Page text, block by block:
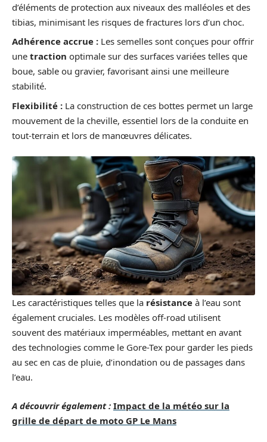
d’éléments de protection aux niveaux des malléoles et des
tibias, minimisant les risques de fractures lors d’un choc.
Adhérence accrue : Les semelles sont conçues pour offrir
une traction optimale sur des surfaces variées telles que
boue, sable ou gravier, favorisant ainsi une meilleure
stabilité.
Flexibilité : La construction de ces bottes permet un large
mouvement de la cheville, essentiel lors de la conduite en
tout-terrain et lors de manœuvres délicates.
Les caractéristiques telles que la résistance à l’eau sont
également cruciales. Les modèles off-road utilisent
souvent des matériaux imperméables, mettant en avant
des technologies comme le Gore-Tex pour garder les pieds
au sec en cas de pluie, d’inondation ou de passages dans
l’eau.
A découvrir également : Impact de la météo sur la
grille de départ de moto GP Le Mans